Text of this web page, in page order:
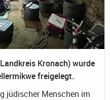
Kronach) wurde
freigelegt.
jüdischer Menschen im